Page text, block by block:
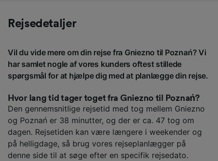
Rejsedetaljer
Vil du vide mere om din rejse fra Gniezno til Poznań? Vi
har samlet nogle af vores kunders oftest stillede
spørgsmål for at hjælpe dig med at planlægge din rejse.
Hvor lang tid tager toget fra Gniezno til Poznań?
Den gennemsnitlige rejsetid med tog mellem Gniezno
og Poznań er 38 minutter, og der er ca. 47 tog om
dagen. Rejsetiden kan være længere i weekender og
på helligdage, så brug vores rejseplanlægger på
denne side til at søge efter en specifik rejsedato.